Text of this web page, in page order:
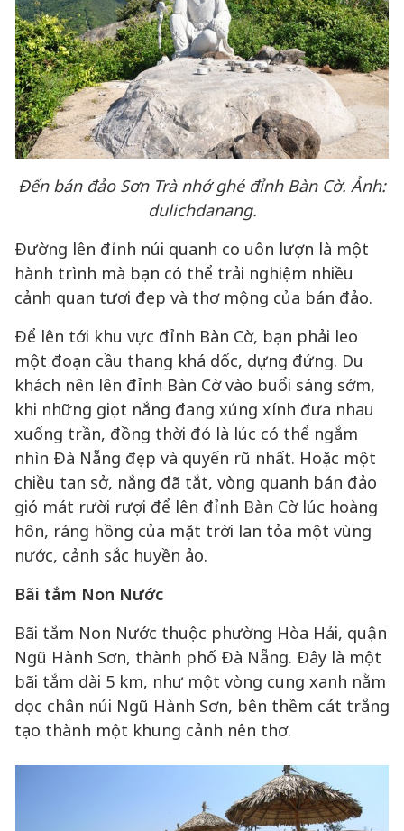
Đến bán đảo Sơn Trà nhớ ghé đỉnh Bàn Cờ. Ảnh:
dulichdanang.
Đường lên đỉnh núi quanh co uốn lượn là một
hành trình mà bạn có thể trải nghiệm nhiều
cảnh quan tươi đẹp và thơ mộng của bán đảo.
Để lên tới khu vực đỉnh Bàn Cờ, bạn phải leo
một đoạn cầu thang khá dốc, dựng đứng. Du
khách nên lên đỉnh Bàn Cờ vào buổi sáng sớm,
khi những giọt nắng đang xúng xính đưa nhau
xuống trần, đồng thời đó là lúc có thể ngắm
nhìn Đà Nẵng đẹp và quyến rũ nhất. Hoặc một
chiều tan sở, nắng đã tắt, vòng quanh bán đảo
gió mát rười rượi để lên đỉnh Bàn Cờ lúc hoàng
hôn, ráng hồng của mặt trời lan tỏa một vùng
nước, cảnh sắc huyền ảo.
Bãi tắm Non Nước
Bãi tắm Non Nước thuộc phường Hòa Hải, quận
Ngũ Hành Sơn, thành phố Đà Nẵng. Đây là một
bãi tắm dài 5 km, như một vòng cung xanh nằm
dọc chân núi Ngũ Hành Sơn, bên thềm cát trắng
tạo thành một khung cảnh nên thơ.